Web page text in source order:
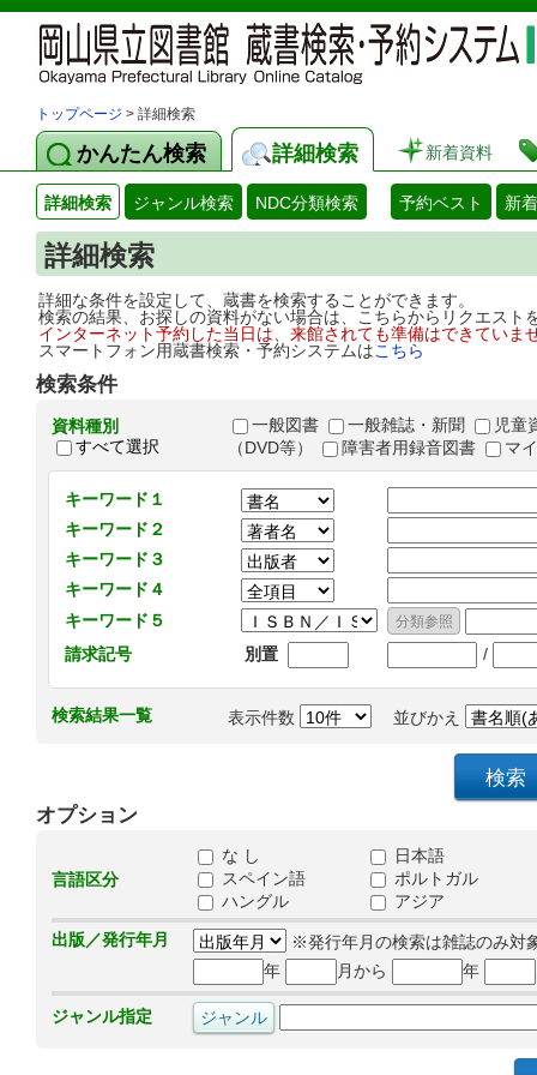
トップページ > 詳細検索
かんたん検索 詳細検索 新着資料
詳細検索 ジャンル検索 NDC分類検索 予約ベスト 新
詳細検索
詳細な条件を設定して、蔵書を検索することができます。
検索の結果、お探しの資料がない場合は、こちらからリクエス
インターネット予約した当日は、来館されても準備はできてい
スマートフォン用蔵書検索・予約システムはこちら
検索条件
資料種別
すべて選択
一般図書 一般雑誌・新聞
児童
（DVD等）
障害者用録音図書 マ
キーワード１
キーワード２
キーワード３
キーワード４
キーワード５
請求記号
別置 /
検索結果一覧 表示件数 並びかえ
オプション
言語区分
な し
日本語
スペイン語
ポルトガル
ハングル
アジア
出版／発行年月
※発行年月の検索は雑誌のみ対
年
月から 年
ジャンル指定